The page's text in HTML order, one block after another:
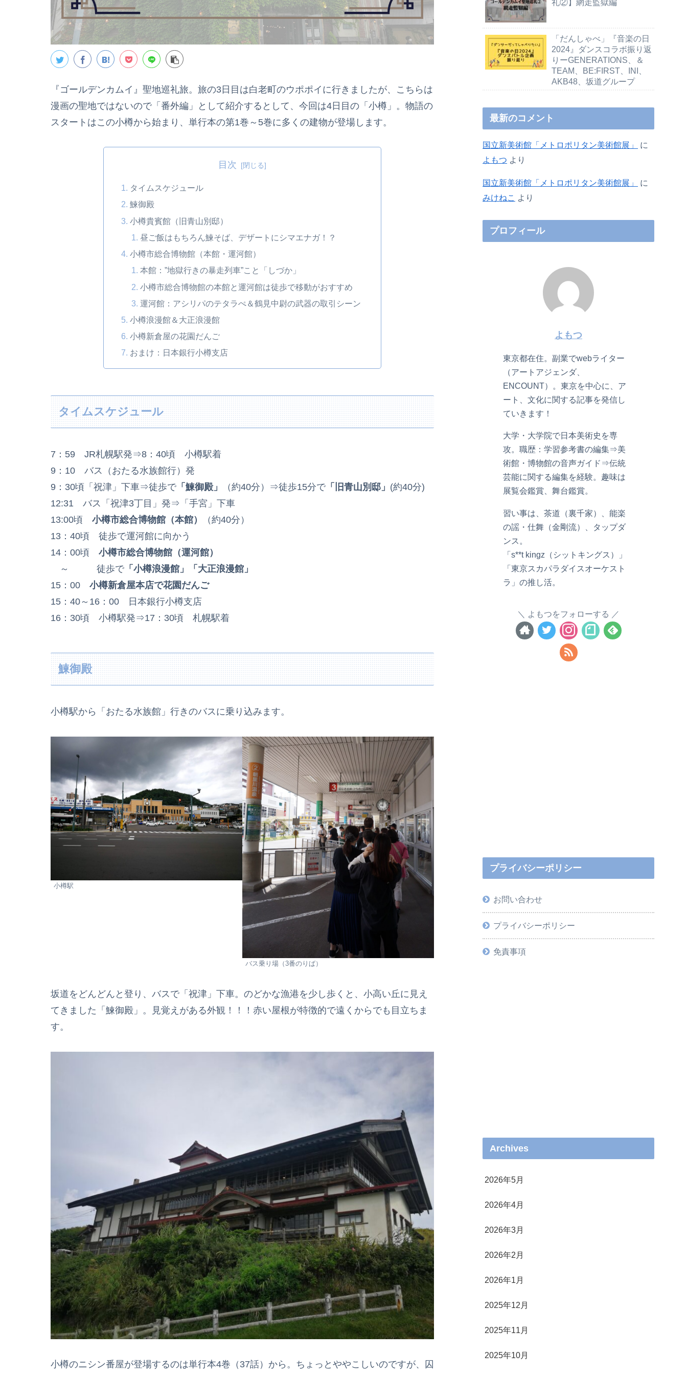
『ゴールデンカムイ』聖地巡礼旅。旅の3日目は白老町のウポポイに行きましたが、こちらは
漫画の聖地ではないので「番外編」として紹介するとして、今回は4日目の「小樽」。物語の
スタートはこの小樽から始まり、単行本の第1巻～5巻に多くの建物が登場します。
目次
タイムスケジュール
鰊御殿
小樽貴賓館（旧青山別邸）
昼ご飯はもちろん鰊そば、デザートにシマエナガ！？
小樽市総合博物館（本館・運河館）
本館：”地獄行きの暴走列車”こと「しづか」
小樽市総合博物館の本館と運河館は徒歩で移動がおすすめ
運河館：アシリパのテタラぺ＆鶴見中尉の武器の取引シーン
小樽浪漫館＆大正浪漫館
小樽新倉屋の花園だんご
おまけ：日本銀行小樽支店
タイムスケジュール
7：59 JR札幌駅発⇒8：40頃 小樽駅着
9：10 バス（おたる水族館行）発
9：30頃「祝津」下車⇒徒歩で「鰊御殿」 （約40分）⇒徒歩15分で「旧青山別邸」 (約40分)
12:31 バス「祝津3丁目」発⇒「手宮」下車
13:00頃 小樽市総合博物館（本館）
（約40分）
13：40頃 徒歩で運河館に向かう
14：00頃 小樽市総合博物館（運河館）
～ 徒歩で「小樽浪漫館」「大正浪漫館」
15：00 小樽新倉屋本店で花園だんご
15：40～16：00 日本銀行小樽支店
16：30頃 小樽駅発⇒17：30頃 札幌駅着
鰊御殿
小樽駅から「おたる水族館」行きのバスに乗り込みます。
小樽駅
バス乗り場（3番のりば）
坂道をどんどんと登り、バスで「祝津」下車。のどかな漁港を少し歩くと、小高い丘に見え
てきました「鰊御殿」。見覚えがある外観！！！赤い屋根が特徴的で遠くからでも目立ちま
す。
小樽のニシン番屋が登場するのは単行本4巻（37話）から。ちょっとややこしいのですが、囚
礼②】網走監獄編
「だんしゃべ」『音楽の日
2024』ダンスコラボ振り返
りーGENERATIONS、＆
TEAM、BE:FIRST、INI、
AKB48、坂道グループ
最新のコメント
国立新美術館「メトロポリタン美術館展」
に
よもつ より
国立新美術館「メトロポリタン美術館展」
に
みけねこ より
プロフィール
よもつ
東京都在住。副業でwebライター
（アートアジェンダ、
ENCOUNT）。東京を中心に、ア
ート、文化に関する記事を発信し
ていきます！
大学・大学院で日本美術史を専
攻。職歴：学習参考書の編集⇒美
術館・博物館の音声ガイド⇒伝統
芸能に関する編集を経験。趣味は
展覧会鑑賞、舞台鑑賞。
習い事は、茶道（裏千家）、能楽
の謡・仕舞（金剛流）、タップダ
ンス。
「s**t kingz（シットキングス）」
「東京スカパラダイスオーケスト
ラ」の推し活。
よもつをフォローする
プライバシーポリシー
お問い合わせ
プライバシーポリシー
免責事項
Archives
2026年5月
2026年4月
2026年3月
2026年2月
2026年1月
2025年12月
2025年11月
2025年10月